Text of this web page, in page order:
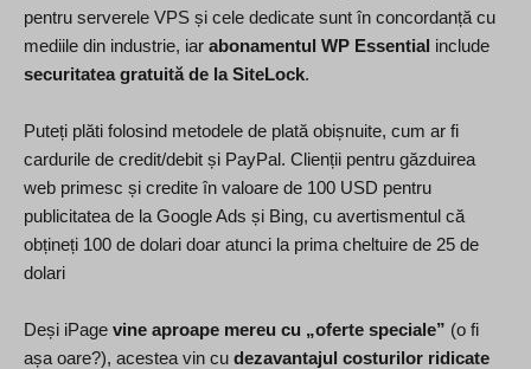
pentru serverele VPS și cele dedicate sunt în concordanță cu
mediile din industrie, iar abonamentul WP Essential include
securitatea gratuită de la SiteLock.
Puteți plăti folosind metodele de plată obișnuite, cum ar fi
cardurile de credit/debit și PayPal. Clienții pentru găzduirea
web primesc și credite în valoare de 100 USD pentru
publicitatea de la Google Ads și Bing, cu avertismentul că
obțineți 100 de dolari doar atunci la prima cheltuire de 25 de
dolari
Deși iPage vine aproape mereu cu „oferte speciale” (o fi
așa oare?), acestea vin cu dezavantajul costurilor ridicate